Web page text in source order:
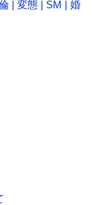
| 変態 | SM | 婚